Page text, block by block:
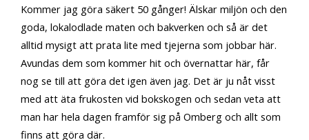
Kommer jag göra säkert 50 gånger! Älskar miljön och den
goda, lokalodlade maten och bakverken och så är det
alltid mysigt att prata lite med tjejerna som jobbar här.
Avundas dem som kommer hit och övernattar här, får
nog se till att göra det igen även jag. Det är ju nåt visst
med att äta frukosten vid bokskogen och sedan veta att
man har hela dagen framför sig på Omberg och allt som
finns att göra där.